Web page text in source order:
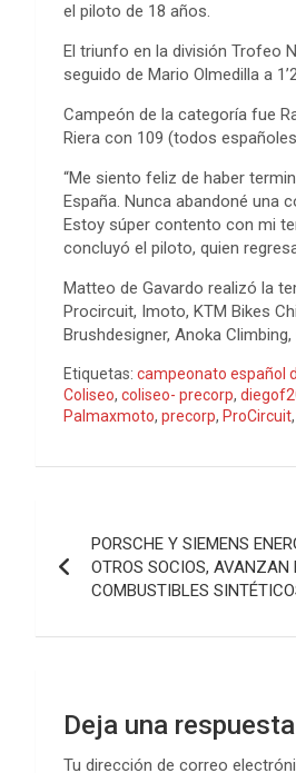
el piloto de 18 años.
El triunfo en la división Trofeo
seguido de Mario Olmedilla a
Campeón de la categoría fue
Riera con 109 (todos
“Me siento feliz de haber
España. Nunca abandoné una
Estoy súper contento con mi
concluyó el piloto, quien
Matteo de Gavardo realizó la
Procircuit, Imoto, KTM Bikes
Brushdesigner, Anoka
Etiquetas: campeonato español
Coliseo, coliseo- precorp,
Palmaxmoto, precorp, ProCircuit,
de
PORSCHE Y SIEMENS
OTROS SOCIOS, AVANZAN
COMBUSTIBLES
Deja una respuesta
Tu dirección de correo